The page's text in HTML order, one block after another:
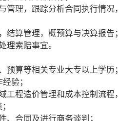
管理，跟踪分析合同执行情况，
结算管理，概预算与决算报告；
理索赔事宜。
预算等相关专业大专以上学历；
验；
工程造价管理和成本控制流程，
、合同及进行商务谈判；